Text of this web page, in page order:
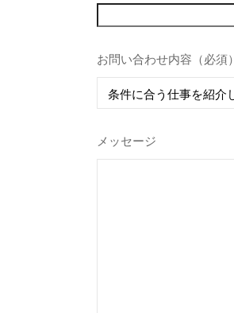
お問い合わせ内容（必須）
メッセージ